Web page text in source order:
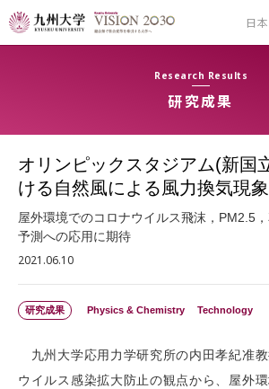
日
Research Results
研究成果
オリンピックスタジアム(新国
ける自然風による風力換気現
屋外環境でのコロナウイルス飛沫，PM2.5
予測への応用に期待
2021.06.10
研究成果 Physics & Chemistry Technology
九州大学応用力学研究所の内田孝紀准
ウイルス感染拡大防止の観点から、屋外